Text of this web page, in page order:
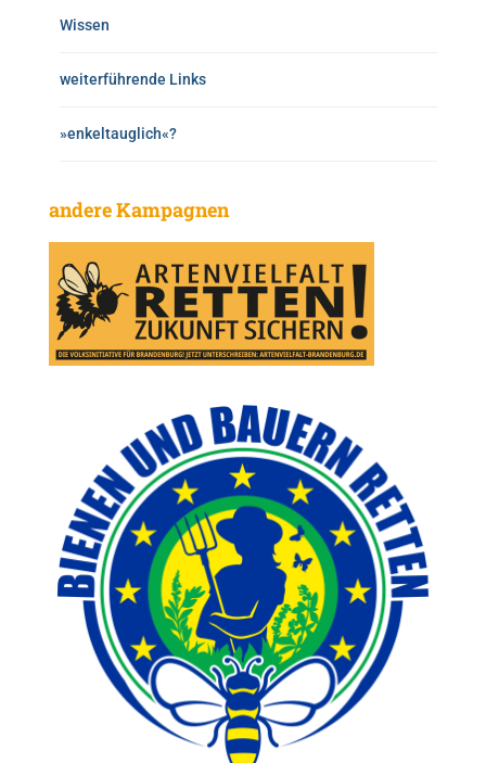
Wissen
weiterführende Links
»enkeltauglich«?
andere Kampagnen